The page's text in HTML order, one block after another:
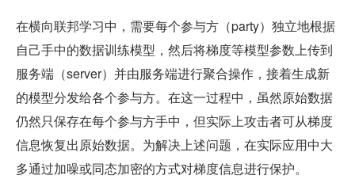
在横向联邦学习中，需要每个参与方（party）独立地根据
自己手中的数据训练模型，然后将梯度等模型参数上传到
服务端（server）并由服务端进行聚合操作，接着生成新
的模型分发给各个参与方。在这一过程中，虽然原始数据
仍然只保存在每个参与方手中，但实际上攻击者可从梯度
信息恢复出原始数据。为解决上述问题，在实际应用中大
多通过加噪或同态加密的方式对梯度信息进行保护。